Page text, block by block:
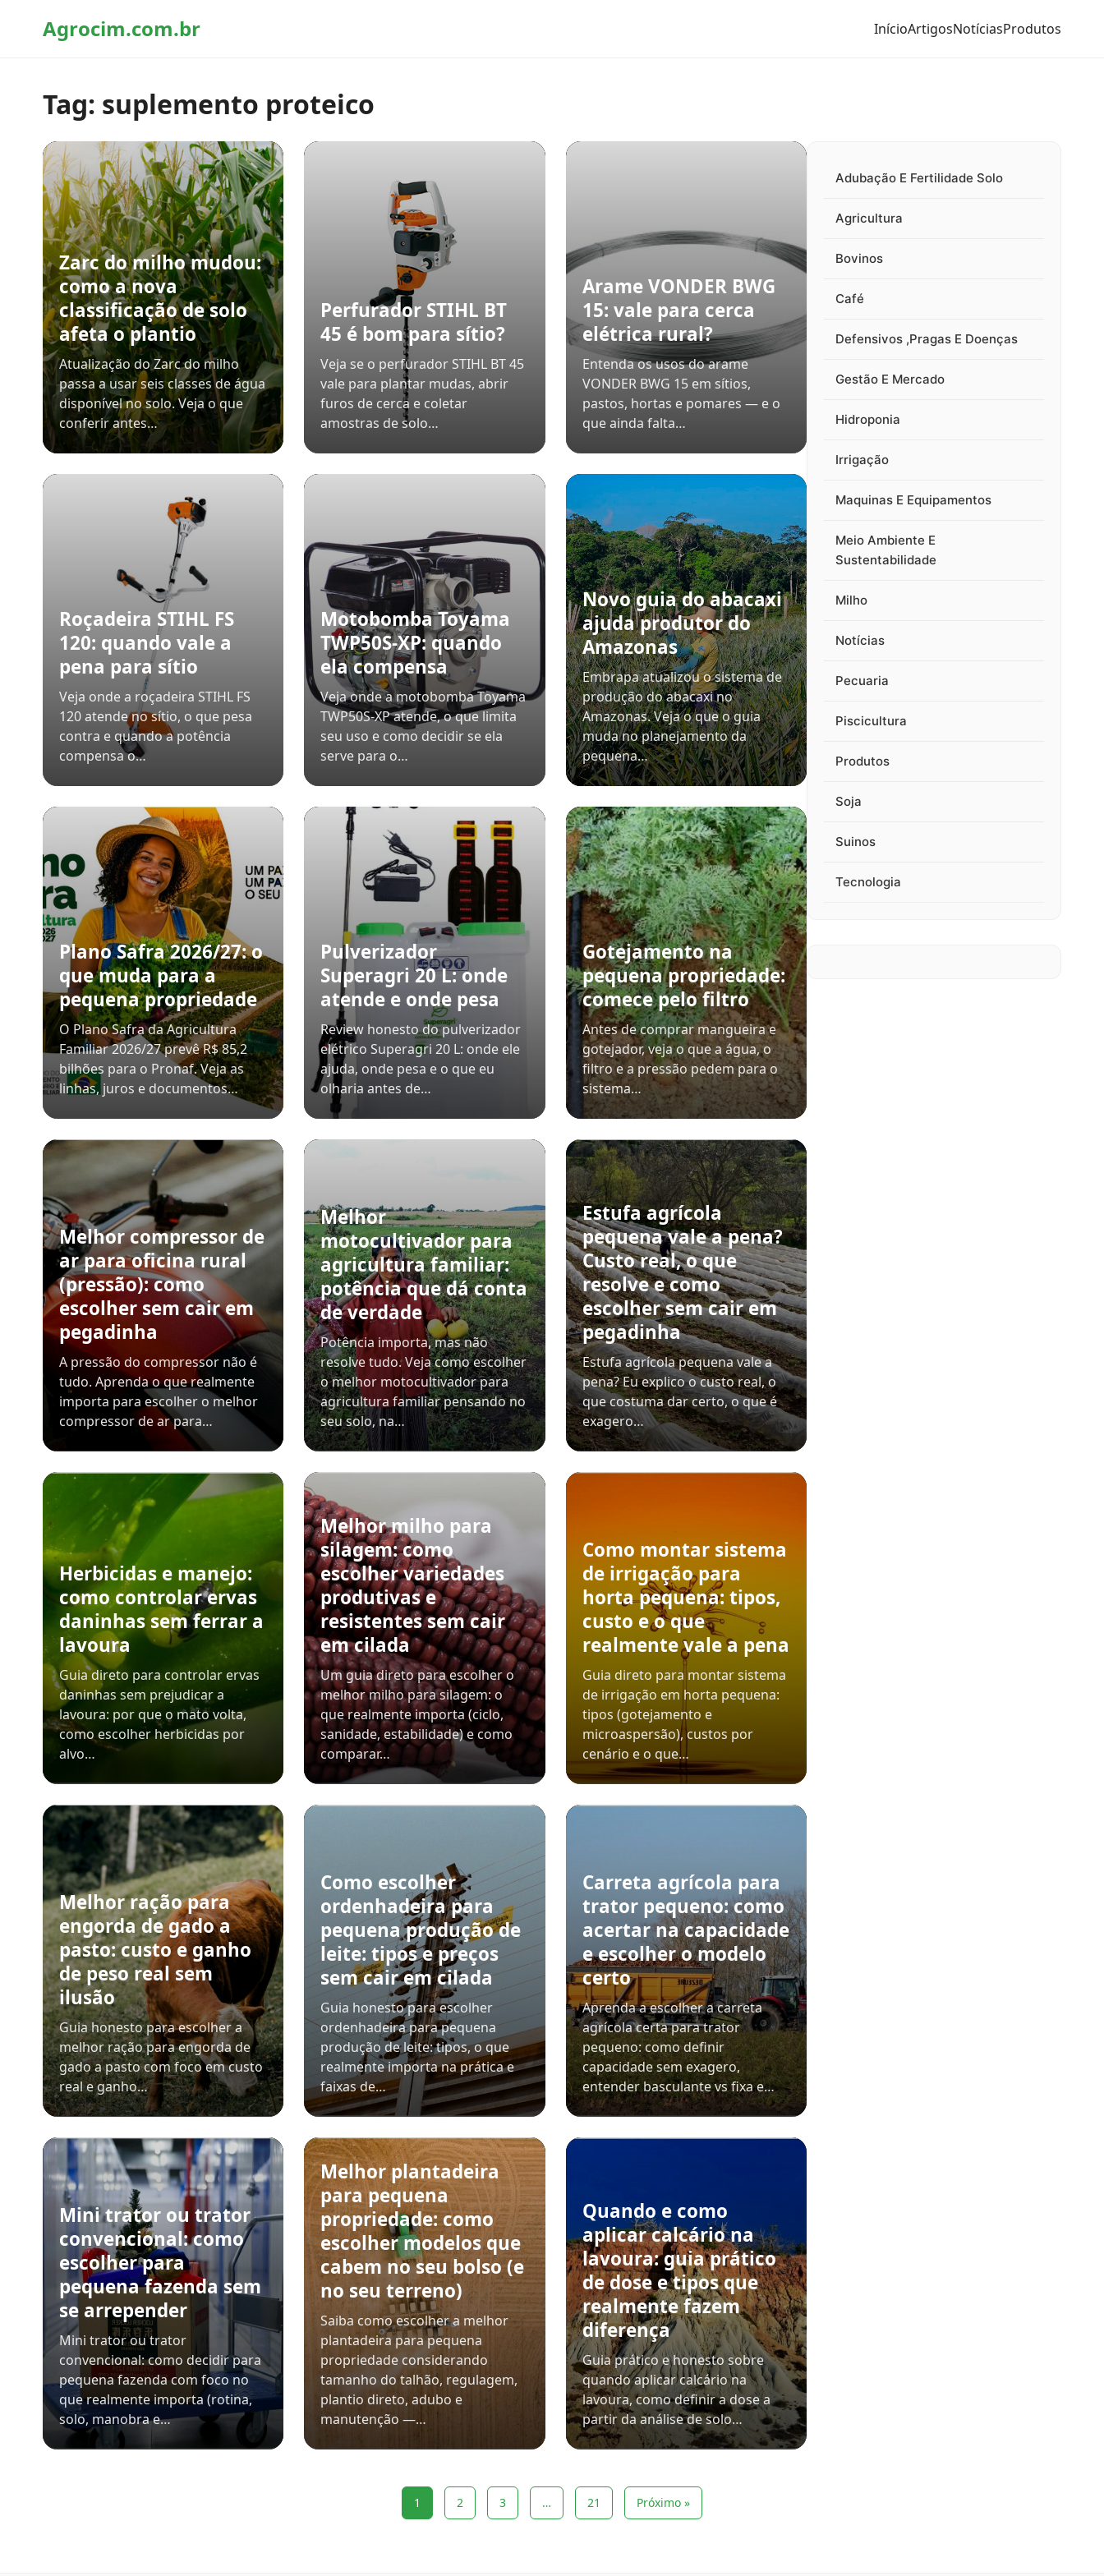
Agrocim.com.br InícioArtigosNotíciasProdutos
Tag: suplemento proteico
Zarc do milho mudou:
como a nova
classificação de solo
afeta o plantio
Atualização do Zarc do milho
passa a usar seis classes de água
disponível no solo. Veja o que
conferir antes…
Perfurador STIHL BT
45 é bom para sítio?
Veja se o perfurador STIHL BT 45
vale para plantar mudas, abrir
furos de cerca e coletar
amostras de solo…
Arame VONDER BWG
15: vale para cerca
elétrica rural?
Entenda os usos do arame
VONDER BWG 15 em sítios,
pastos, hortas e pomares — e o
que ainda falta…
Roçadeira STIHL FS
120: quando vale a
pena para sítio
Veja onde a roçadeira STIHL FS
120 atende no sítio, o que pesa
contra e quando a potência
compensa o…
Motobomba Toyama
TWP50S-XP: quando
ela compensa
Veja onde a motobomba Toyama
TWP50S-XP atende, o que limita
seu uso e como decidir se ela
serve para o…
Novo guia do abacaxi
ajuda produtor do
Amazonas
Embrapa atualizou o sistema de
produção do abacaxi no
Amazonas. Veja o que o guia
muda no planejamento da
pequena…
Plano Safra 2026/27: o
que muda para a
pequena propriedade
O Plano Safra da Agricultura
Familiar 2026/27 prevê R$ 85,2
bilhões para o Pronaf. Veja as
linhas, juros e documentos…
Pulverizador
Superagri 20 L: onde
atende e onde pesa
Review honesto do pulverizador
elétrico Superagri 20 L: onde ele
ajuda, onde pesa e o que eu
olharia antes de…
Gotejamento na
pequena propriedade:
comece pelo filtro
Antes de comprar mangueira e
gotejador, veja o que a água, o
filtro e a pressão pedem para o
sistema…
Melhor compressor de
ar para oficina rural
(pressão): como
escolher sem cair em
pegadinha
A pressão do compressor não é
tudo. Aprenda o que realmente
importa para escolher o melhor
compressor de ar para…
Melhor
motocultivador para
agricultura familiar:
potência que dá conta
de verdade
Potência importa, mas não
resolve tudo. Veja como escolher
o melhor motocultivador para
agricultura familiar pensando no
seu solo, na…
Estufa agrícola
pequena vale a pena?
Custo real, o que
resolve e como
escolher sem cair em
pegadinha
Estufa agrícola pequena vale a
pena? Eu explico o custo real, o
que costuma dar certo, o que é
exagero…
Herbicidas e manejo:
como controlar ervas
daninhas sem ferrar a
lavoura
Guia direto para controlar ervas
daninhas sem prejudicar a
lavoura: por que o mato volta,
como escolher herbicidas por
alvo…
Melhor milho para
silagem: como
escolher variedades
produtivas e
resistentes sem cair
em cilada
Um guia direto para escolher o
melhor milho para silagem: o
que realmente importa (ciclo,
sanidade, estabilidade) e como
comparar…
Como montar sistema
de irrigação para
horta pequena: tipos,
custo e o que
realmente vale a pena
Guia direto para montar sistema
de irrigação em horta pequena:
tipos (gotejamento e
microaspersão), custos por
cenário e o que…
Melhor ração para
engorda de gado a
pasto: custo e ganho
de peso real sem
ilusão
Guia honesto para escolher a
melhor ração para engorda de
gado a pasto com foco em custo
real e ganho…
Como escolher
ordenhadeira para
pequena produção de
leite: tipos e preços
sem cair em cilada
Guia honesto para escolher
ordenhadeira para pequena
produção de leite: tipos, o que
realmente importa na prática e
faixas de…
Carreta agrícola para
trator pequeno: como
acertar na capacidade
e escolher o modelo
certo
Aprenda a escolher a carreta
agrícola certa para trator
pequeno: como definir
capacidade sem exagero,
entender basculante vs fixa e…
Mini trator ou trator
convencional: como
escolher para
pequena fazenda sem
se arrepender
Mini trator ou trator
convencional: como decidir para
pequena fazenda com foco no
que realmente importa (rotina,
solo, manobra e…
Melhor plantadeira
para pequena
propriedade: como
escolher modelos que
cabem no seu bolso (e
no seu terreno)
Saiba como escolher a melhor
plantadeira para pequena
propriedade considerando
tamanho do talhão, regulagem,
plantio direto, adubo e
manutenção —…
Quando e como
aplicar calcário na
lavoura: guia prático
de dose e tipos que
realmente fazem
diferença
Guia prático e honesto sobre
quando aplicar calcário na
lavoura, como definir a dose a
partir da análise de solo…
Adubação E Fertilidade Solo
Agricultura
Bovinos
Café
Defensivos ,Pragas E Doenças
Gestão E Mercado
Hidroponia
Irrigação
Maquinas E Equipamentos
Meio Ambiente E
Sustentabilidade
Milho
Notícias
Pecuaria
Piscicultura
Produtos
Soja
Suinos
Tecnologia
1 2 3 … 21 Próximo »